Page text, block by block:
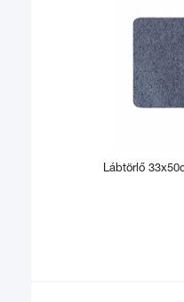
Lábtörlő